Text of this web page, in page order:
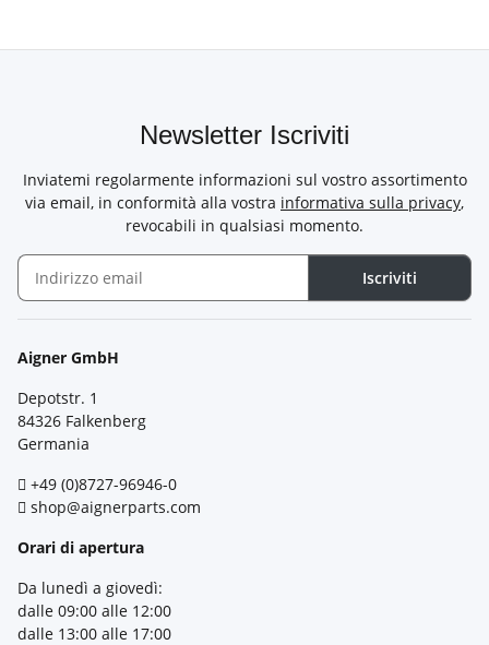
Newsletter Iscriviti
Inviatemi regolarmente informazioni sul vostro assortimento
via email, in conformità alla vostra informativa sulla privacy,
revocabili in qualsiasi momento.
Iscriviti
Aigner GmbH
Depotstr. 1
84326 Falkenberg
Germania
+49 (0)8727-96946-0
shop@aignerparts.com
Orari di apertura
Da lunedì a giovedì:
dalle 09:00 alle 12:00
dalle 13:00 alle 17:00